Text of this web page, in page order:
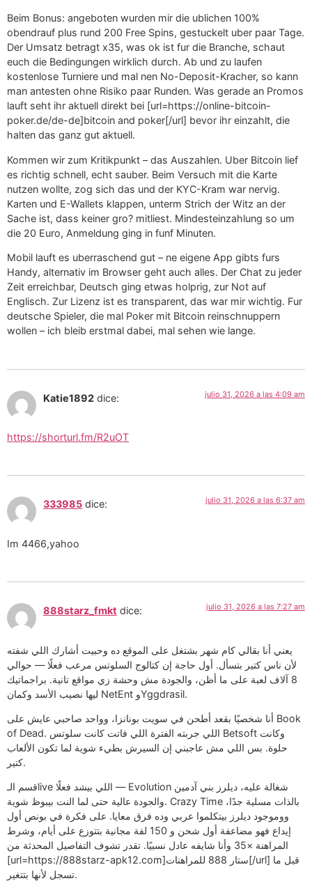
Beim Bonus: angeboten wurden mir die ublichen 100%
obendrauf plus rund 200 Free Spins, gestuckelt uber paar Tage.
Der Umsatz betragt x35, was ok ist fur die Branche, schaut
euch die Bedingungen wirklich durch. Ab und zu laufen
kostenlose Turniere und mal nen No-Deposit-Kracher, so kann
man antesten ohne Risiko paar Runden. Was gerade an Promos
lauft seht ihr aktuell direkt bei [url=https://online-bitcoin-
poker.de/de-de]bitcoin and poker[/url] bevor ihr einzahlt, die
halten das ganz gut aktuell.
Kommen wir zum Kritikpunkt – das Auszahlen. Uber Bitcoin lief
es richtig schnell, echt sauber. Beim Versuch mit die Karte
nutzen wollte, zog sich das und der KYC-Kram war nervig.
Karten und E-Wallets klappen, unterm Strich der Witz an der
Sache ist, dass keiner gro? mitliest. Mindesteinzahlung so um
die 20 Euro, Anmeldung ging in funf Minuten.
Mobil lauft es uberraschend gut – ne eigene App gibts furs
Handy, alternativ im Browser geht auch alles. Der Chat zu jeder
Zeit erreichbar, Deutsch ging etwas holprig, zur Not auf
Englisch. Zur Lizenz ist es transparent, das war mir wichtig. Fur
deutsche Spieler, die mal Poker mit Bitcoin reinschnuppern
wollen – ich bleib erstmal dabei, mal sehen wie lange.
Katie1892 dice: julio 31, 2026 a las 4:09 am
https://shorturl.fm/R2uOT
333985 dice: julio 31, 2026 a las 6:37 am
Im 4466,yahoo
888starz_fmkt dice: julio 31, 2026 a las 7:27 am
يعني أنا بقالي كام شهر بشتغل على الموقع ده وحبيت أشارك اللي شفته
لأن ناس كتير بتسأل. أول حاجة إن كتالوج السلوتس مرعب فعلًا — حوالي
8 آلاف لعبة على ما أظن، والجودة مش وحشة زي مواقع تانية. براجماتيك
ليها نصيب الأسد وكمان NetEnt وYggdrasil.
أنا شخصيًا بقعد أطحن في سويت بونانزا، وواحد صاحبي عايش على Book
of Dead. اللي جربته الفترة اللي فاتت كانت سلوتس Betsoft وكانت
حلوة. بس اللي مش عاجبني إن السيرش بطيء شوية لما تكون الألعاب
كتير.
قسم الـlive اللي بيشد فعلًا — Evolution شغالة عليه، ديلرز بني آدمين
والجودة عالية حتى لما النت بيبوظ شوية. Crazy Time بالذات مسلية جدًا،
ووموجود ديلرز بيتكلموا عربي وده فرق معايا. على فكرة في بونص أول
إيداع فهو مضاعفة أول شحن و 150 لفة مجانية بتتوزع على أيام، وشرط
المراهنة ×35 وأنا شايفه عادل نسبيًا. تقدر تشوف التفاصيل المحدثة من
[url=https://888starz-apk12.com]ستار 888 للمراهنات[/url] قبل ما
تسجل لأنها بتتغير.